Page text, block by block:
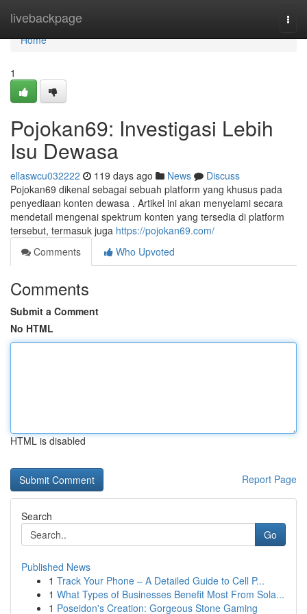
livebackpage
Home
Home
1
Pojokan69: Investigasi Lebih
Isu Dewasa
ellaswcu032222 119 days ago News
Discuss
Pojokan69 dikenal sebagai sebuah platform yang khusus pada
penyediaan konten dewasa . Artikel ini akan menyelami secara
mendetail mengenai spektrum konten yang tersedia di platform
tersebut, termasuk juga https://pojokan69.com/
Comments
Who Upvoted
Comments
Submit a Comment
No HTML
HTML is disabled
Report Page
Search
Go
Published News
1 Track Your Phone – A Detailed Guide to Cell P...
1 What Types of Businesses Benefit Most From Sola...
1 Poseidon's Creation: Gorgeous Stone Gaming